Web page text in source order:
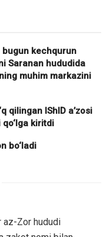
kechqurun
Saranan hududida
muhim markazini
qilingan IShID a’zosi
kiritdi
bo‘ladi
az-Zor hududi